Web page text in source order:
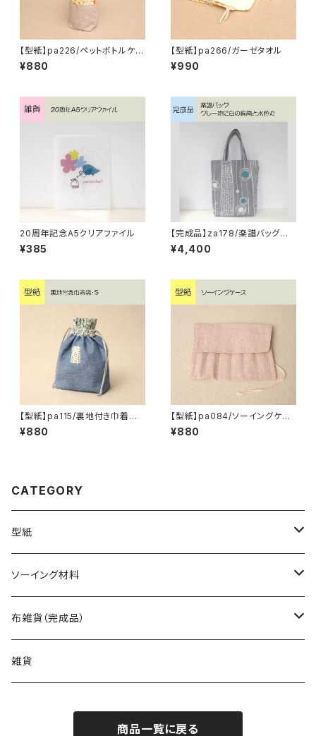
【型紙】pa226/ペットボトルケー
ス【3】（500・600ml）
¥880
【型紙】pa266/ガーゼタオル
¥990
20周年記念A5クリアファイル
¥385
【完成品】za178/楽譜バッグ
グレー地に白の線画と水色丸
¥4,400
【型紙】pa115/裏地付き巾着袋・
S
¥880
【型紙】pa084/ソーイングケー
ス
¥880
CATEGORY
型紙
バッグ（型紙）
トートバッグ（型紙）
ショルダーバッグ（型紙）
ポーチ・ケース（型紙）
ファスナーポーチ（型紙）
巾着袋・布袋（型紙）
ソーイング材料
生地
キット
布雑貨（完成品）
バッグ
雑貨
商品一覧に戻る